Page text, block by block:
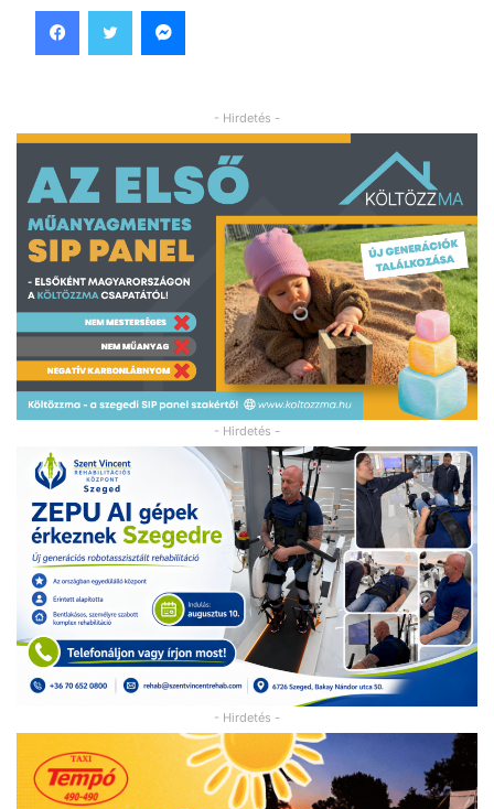
- Hirdetés -
- Hirdetés -
- Hirdetés -